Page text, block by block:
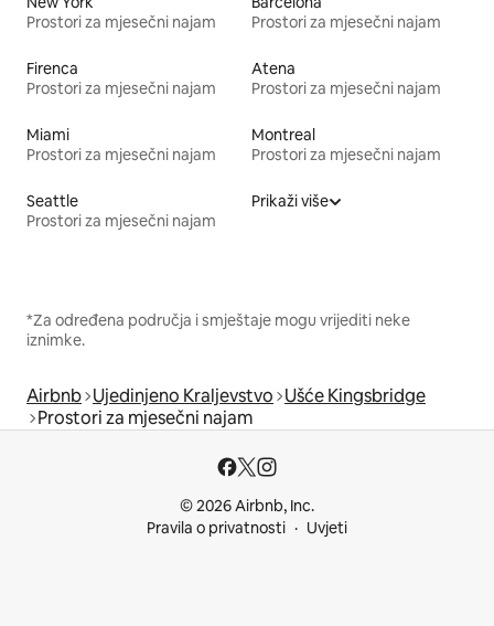
Prostori za mjesečni najam
Prostori za mjesečni najam
Firenca
Prostori za mjesečni najam
Atena
Prostori za mjesečni najam
Miami
Prostori za mjesečni najam
Montreal
Prostori za mjesečni najam
Seattle
Prostori za mjesečni najam
Prikaži više
*Za određena područja i smještaje mogu vrijediti neke
iznimke.
Airbnb Ujedinjeno Kraljevstvo Ušće Kingsbridge
Prostori za mjesečni najam
© 2026 Airbnb, Inc.
Pravila o privatnosti
Uvjeti